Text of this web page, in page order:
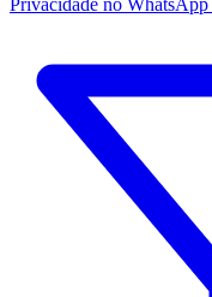
Privacidade no WhatsApp